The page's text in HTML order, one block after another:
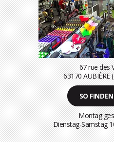
67 rue des
63170 AUBIÈRE
SO
Montag
Dienstag-Samstag